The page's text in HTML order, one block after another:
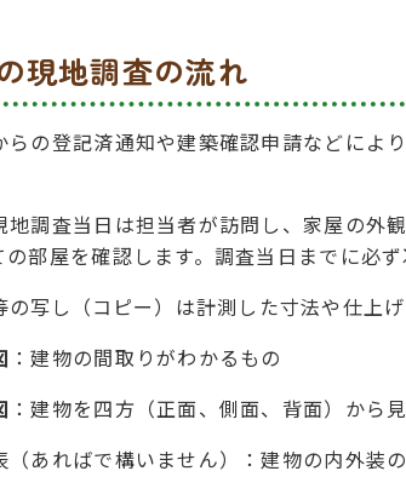
現地調査の流れ
らの登記済通知や建築確認申請などによ
地調査当日は担当者が訪問し、家屋の外
の部屋を確認します。調査当日までに必
の写し（コピー）は計測した寸法や仕上
：建物の間取りがわかるもの
：建物を四方（正面、側面、背面）から
（あればで構いません）：建物の内外装